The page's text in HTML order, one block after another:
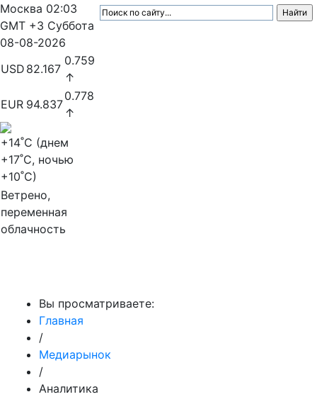
Москва 02:03
GMT +3 Суббота
08-08-2026
USD 82.167
0.759
↑
EUR 94.837
0.778
↑
+14˚C (днем
+17˚C, ночью
+10˚C)
Ветрено,
переменная
облачность
Вы просматриваете:
Главная
/
Медиарынок
/
Аналитика